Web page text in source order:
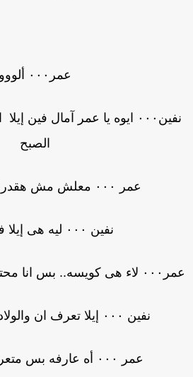
عمر٠٠٠ ألووو
نفين٠٠٠ ايوه يا عمر آمال فين
الصبح
عمر ٠٠٠ معلش مش هقدر أجيبها النهاردة
نفين ٠٠٠ ليه هى إيلا فيها حاجة
بس انا محتاج اتكلم معاها لوحدنا.
نفين ٠٠٠ إيلا تعرف ان والولاد هنا فى القاهرة
عمر ٠٠٠ أه عارفه بس متعرفش انتم فين